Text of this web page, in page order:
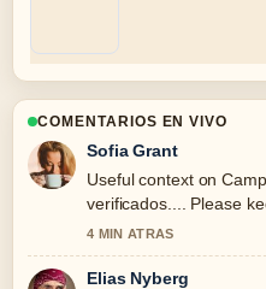
COMENTARIOS EN VIVO
Sofia Grant
Useful context on
verificados.... Please
4 MIN ATRAS
Elias Nyberg